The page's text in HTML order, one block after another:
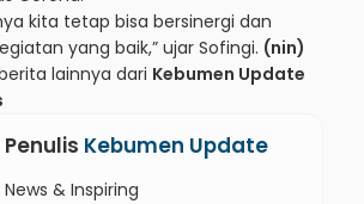
kita tetap bisa bersinergi dan
yang baik,” ujar Sofingi. (nin)
lainnya dari Kebumen Update
Penulis Kebumen Update
News & Inspiring